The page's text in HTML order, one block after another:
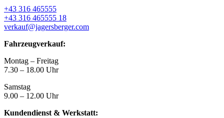
+43 316 465555
+43 316 465555 18
verkauf@jagersberger.com
Fahrzeugverkauf:
Montag – Freitag
7.30 – 18.00 Uhr
Samstag
9.00 – 12.00 Uhr
Kundendienst & Werkstatt: